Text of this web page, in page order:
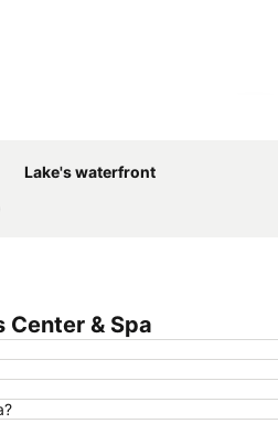
Lake's waterfront
Center & Spa